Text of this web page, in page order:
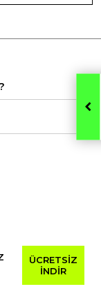
ÜCRETSİZ
İNDİR